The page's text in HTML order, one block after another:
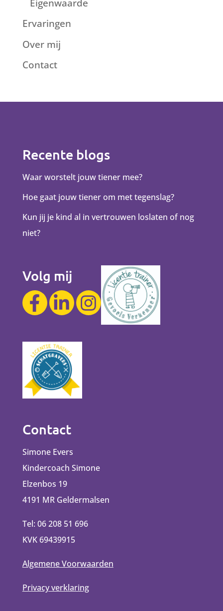
Eigenwaarde
Ervaringen
Over mij
Contact
Recente blogs
Waar worstelt jouw tiener mee?
Hoe gaat jouw tiener om met tegenslag?
Kun jij je kind al in vertrouwen loslaten of nog
niet?
Volg mij
Contact
Simone Evers
Kindercoach Simone
Elzenbos 19
4191 MR Geldermalsen
Tel: 06 208 51 696
KVK 69439915
Algemene Voorwaarden
Privacy verklaring